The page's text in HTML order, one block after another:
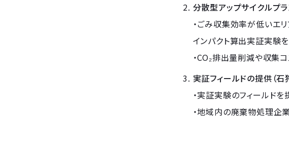
分散型アップサイクルプラ
・ごみ収集効率が低いエ
インパクト算出実証実験を
・CO₂排出量削減や収集
実証フィールドの提供（石
・実証実験のフィールドを
・地域内の廃棄物処理企